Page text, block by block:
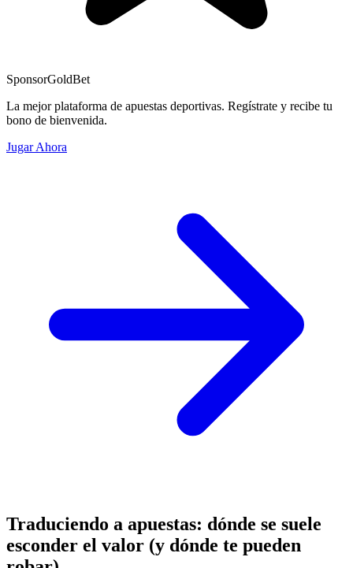
SponsorGoldBet
La mejor plataforma de apuestas deportivas. Regístrate y recibe tu
bono de bienvenida.
Jugar Ahora
Traduciendo a apuestas: dónde se suele
esconder el valor (y dónde te pueden